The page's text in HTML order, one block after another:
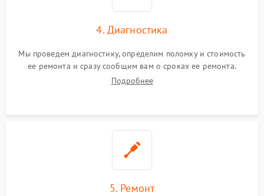
4. Диагностика
Мы проведем диагностику, определим поломку и стоимость
ее ремонта и сразу сообщим вам о сроках ее ремонта.
Подробнее
5. Ремонт